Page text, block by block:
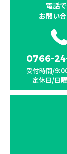
電話
お問い
0766-
受付時間/
定休日/日